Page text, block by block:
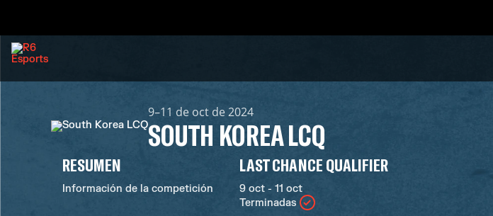
9–11 de oct de 2024
SOUTH KOREA LCQ
RESUMEN
Información de la competición
LAST CHANCE QUALIFIER
9 oct - 11 oct
Terminadas